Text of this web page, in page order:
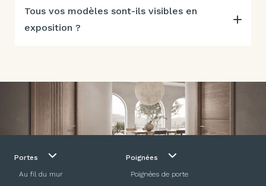
Tous vos modèles sont-ils visibles en
exposition ?
Portes
Au fil du mur
Poignées
Poignées de porte